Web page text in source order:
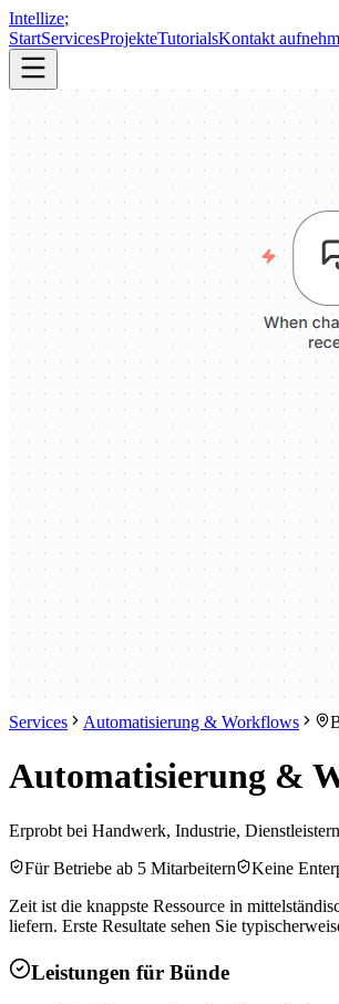
Intellize;
StartServicesProjekteTutorialsKontakt
Services Automatisierung & Workflows
Automatisierung &
Erprobt bei Handwerk, Industrie,
Für Betriebe ab 5 Mitarbeitern
Keine
Zeit ist die knappste Ressource in
liefern. Erste Resultate sehen Sie
Leistungen für Bünde